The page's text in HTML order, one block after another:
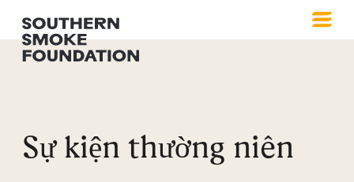
Sự kiện thường niên